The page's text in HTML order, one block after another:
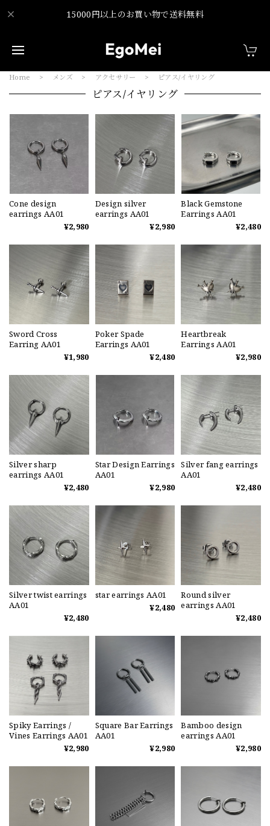
15000円以上のお買い物で送料無料
Home メンズ アクセサリー ピアス/イヤリング
ピアス/イヤリング
Cone design
earrings AA01
¥2,980
Design silver
earrings AA01
¥2,980
Black Gemstone
Earrings AA01
¥2,480
Sword Cross
Earring AA01
¥1,980
Poker Spade
Earrings AA01
¥2,480
Heartbreak
Earrings AA01
¥2,980
Silver sharp
earrings AA01
¥2,480
Star Design Earrings
AA01
¥2,980
Silver fang earrings
AA01
¥2,480
Silver twist earrings
AA01
¥2,480
star earrings AA01
¥2,480
Round silver
earrings AA01
¥2,480
Spiky Earrings /
Vines Earrings AA01
¥2,980
Square Bar Earrings
AA01
¥2,980
Bamboo design
earrings AA01
¥2,980